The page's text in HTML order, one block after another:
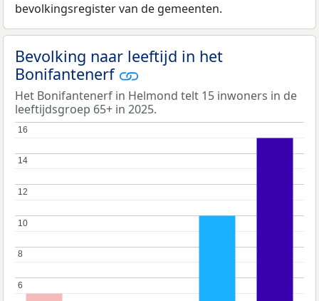
bevolkingsregister van de gemeenten.
Bevolking naar leeftijd in het
Bonifantenerf
Het Bonifantenerf in Helmond telt 15 inwoners in de
leeftijdsgroep 65+ in 2025.
6
6
8
8
10
10
12
12
14
14
16
16